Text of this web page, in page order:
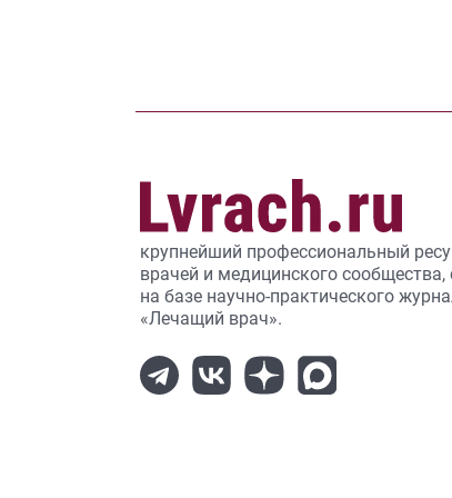
крупнейший профессиональный
врачей и медицинского сообщества,
на базе научно-практического
«Лечащий врач».